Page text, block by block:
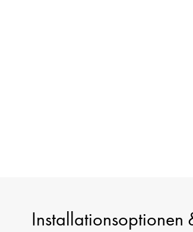
Installationsoptionen